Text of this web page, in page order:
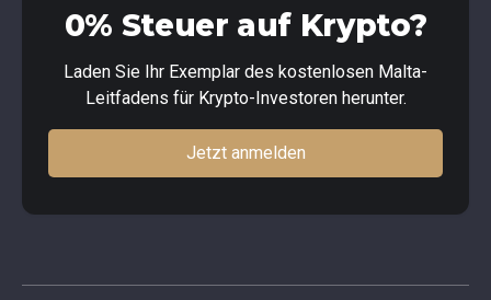
0% Steuer auf Krypto?
Laden Sie Ihr Exemplar des kostenlosen Malta-
Leitfadens für Krypto-Investoren herunter.
Jetzt anmelden